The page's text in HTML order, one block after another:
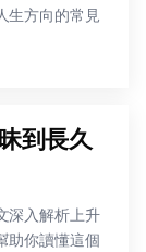
生方向的常見
到長久
深入解析上升
助你讀懂這個